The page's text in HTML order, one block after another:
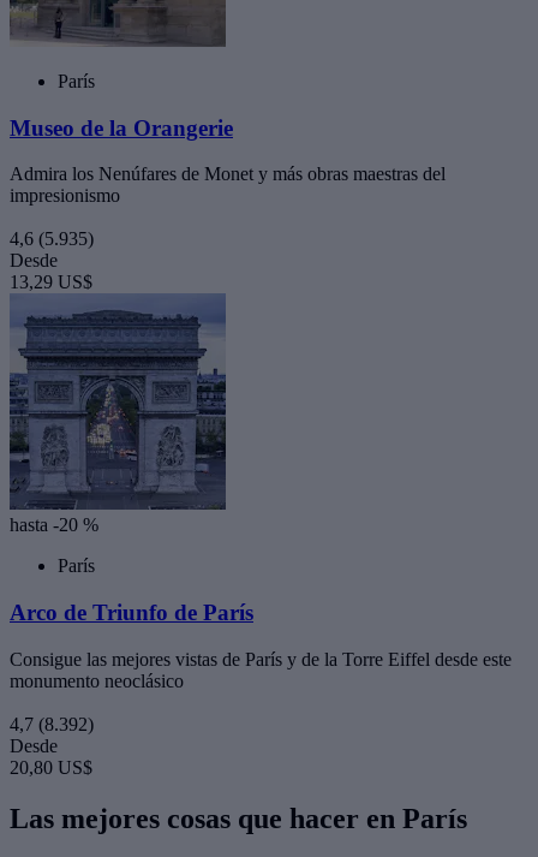
París
Museo de la Orangerie
Admira los Nenúfares de Monet y más obras maestras del
impresionismo
4,6 (5.935)
Desde
13,29 US$
hasta -20 %
París
Arco de Triunfo de París
Consigue las mejores vistas de París y de la Torre Eiffel desde este
monumento neoclásico
4,7 (8.392)
Desde
20,80 US$
Las mejores cosas que hacer en París